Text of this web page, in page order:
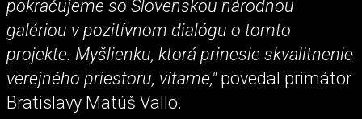
pokračujeme so Slovenskou národnou
galériou v pozitívnom dialógu o tomto
projekte. Myšlienku, ktorá prinesie skvalitnenie
verejného priestoru, vítame," povedal primátor
Bratislavy Matúš Vallo.